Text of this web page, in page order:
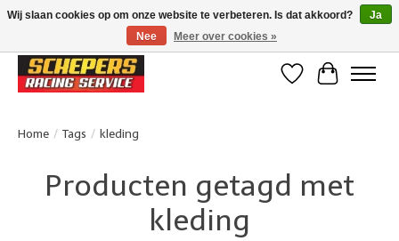
Klanten beoordelen ons met een 4,8/5 op Google reviews
Verlanglijst
Home / Tags / kleding
Producten getagd met
kleding
Wij slaan cookies op om onze website te verbeteren. Is dat akkoord?
Ja
Nee
Meer over cookies »